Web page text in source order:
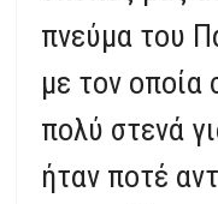
πνεύμα του
με τον
πολύ στενά
ήταν ποτέ